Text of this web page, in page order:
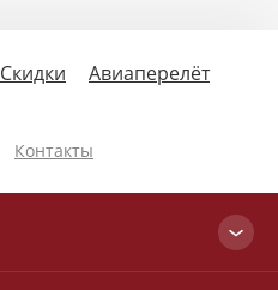
Скидки
Авиаперелёт
Контакты